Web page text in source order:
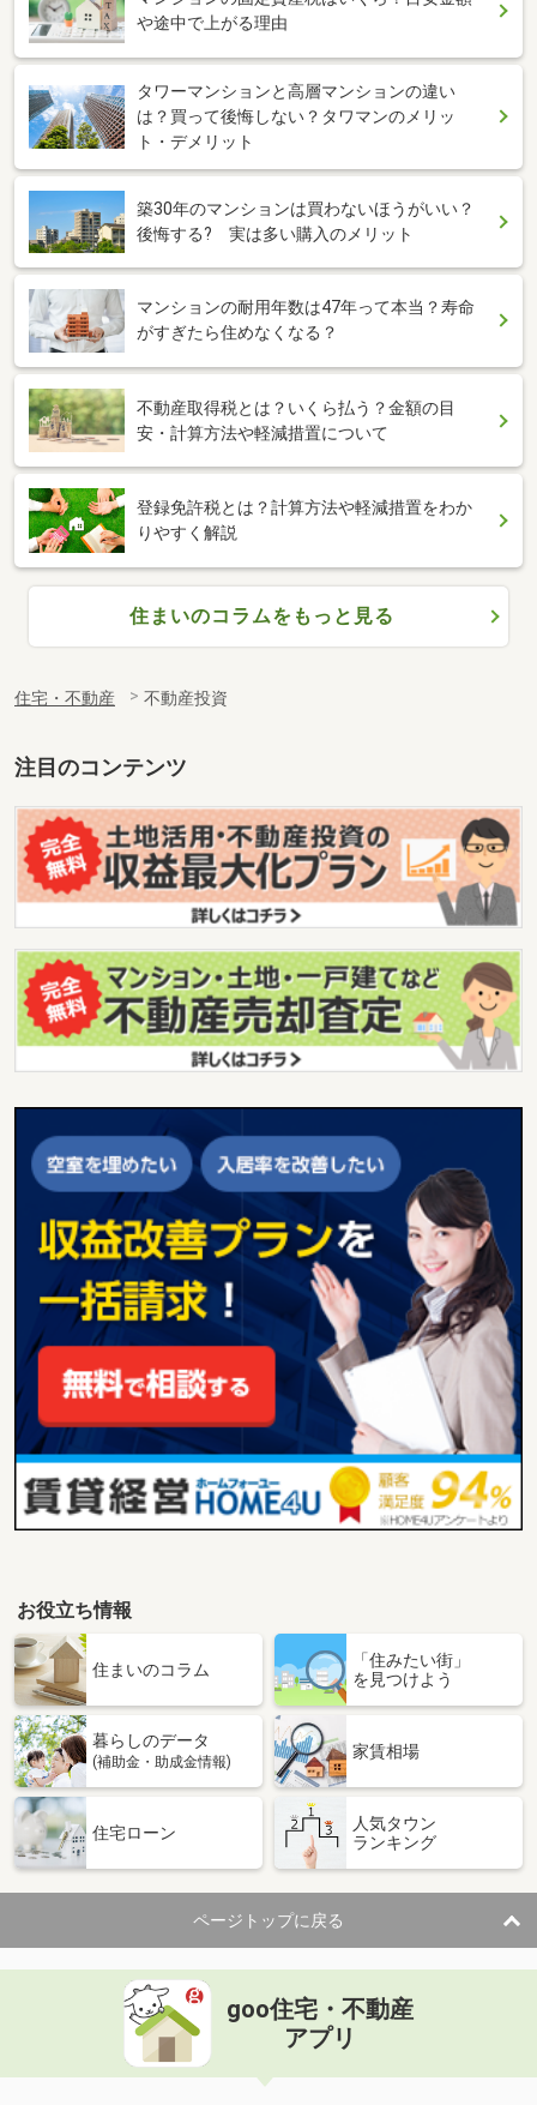
や途中で上がる理由
タワーマンションと高層マンションの違い
は？買って後悔しない？タワマンのメリッ
ト・デメリット
築30年のマンションは買わないほうがいい？
後悔する? 実は多い購入のメリット
マンションの耐用年数は47年って本当？寿命
がすぎたら住めなくなる？
不動産取得税とは？いくら払う？金額の目
安・計算方法や軽減措置について
登録免許税とは？計算方法や軽減措置をわか
りやすく解説
住まいのコラムをもっと見る
住宅・不動産 不動産投資
注目のコンテンツ
お役立ち情報
住まいのコラム
「住みたい街」
を見つけよう
暮らしのデータ
(補助金・助成金情報)
家賃相場
住宅ローン
人気タウン
ランキング
ページトップに戻る
goo住宅・不動産
アプリ